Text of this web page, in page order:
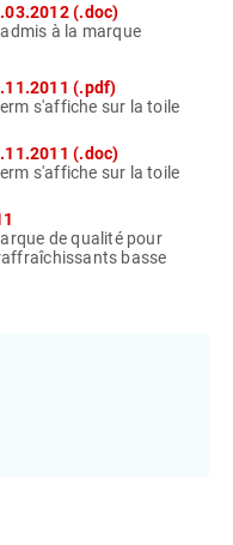
(.doc)
à la marque
(.pdf)
s'affiche sur la toile
(.doc)
s'affiche sur la toile
de qualité pour
basse